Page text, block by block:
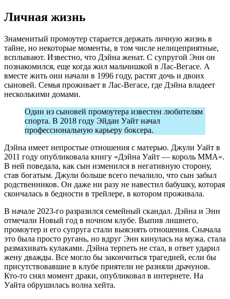
Личная жизнь
Знаменитый промоутер старается держать личную жизнь в
тайне, но некоторые моменты, в том числе нелицеприятные,
всплывают. Известно, что Дэйна женат. С супругой Энн он
познакомился, еще когда жил мальчишкой в Лас-Вегасе. А
вместе жить они начали в 1996 году, растят дочь и двоих
сыновей. Семья проживает в Лас-Вегасе, где Дэйна владеет
несколькими домами.
Один из сыновей промоутера известен любителям
спорта. В 2018 году Эйдан Уайт начал
профессиональную карьеру боксера.
Дэйна имеет непростые отношения с матерью. Джули Уайт в
2011 году опубликовала книгу «Дэйна Уайт — король ММА».
В ней поведала, как сын изменился в негативную сторону,
став богатым. Джули больше всего печалило, что сын забыл
родственников. Он даже ни разу не навестил бабушку, которая
скончалась в бедности в трейлере, в котором проживала.
В начале 2023-го разразился семейный скандал. Дэйна и Энн
отмечали Новый год в ночном клубе. Выпив лишнего,
промоутер и его супруга стали выяснять отношения. Сначала
это была просто ругань, но вдруг Энн кинулась на мужа, стала
размахивать кулаками. Дэйна терпеть не стал, в ответ ударил
жену дважды. Все могло бы закончиться трагедией, если бы
присутствовавшие в клубе приятели не разняли драчунов.
Кто-то снял момент драки, опубликовал в интернете. На
Уайта обрушилась волна хейта.